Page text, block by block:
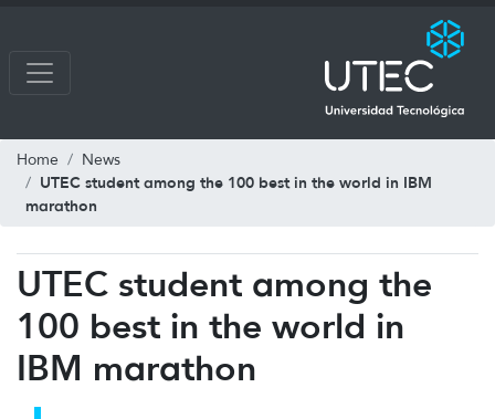
Home News
UTEC student among the 100 best in the world in IBM
marathon
UTEC student among the
100 best in the world in
IBM marathon